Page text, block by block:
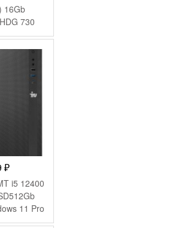
16Gb
730
GbitEth
черный
₽
i5 12400
11 Pro
черный